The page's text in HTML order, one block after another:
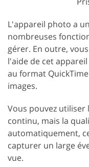
L'appareil photo a
nombreuses
gérer. En outre,
l'aide de cet
au format
images.
Vous pouvez utiliser
continu, mais la
automatiquement,
capturer un large
vue.